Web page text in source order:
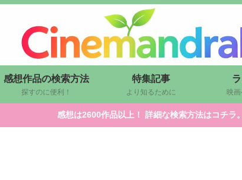
感想作品の検索方法
探すのに便利！
特集記事
より知るために
映
感想は2600作品以上！ 詳細な検索方法はコチラ。